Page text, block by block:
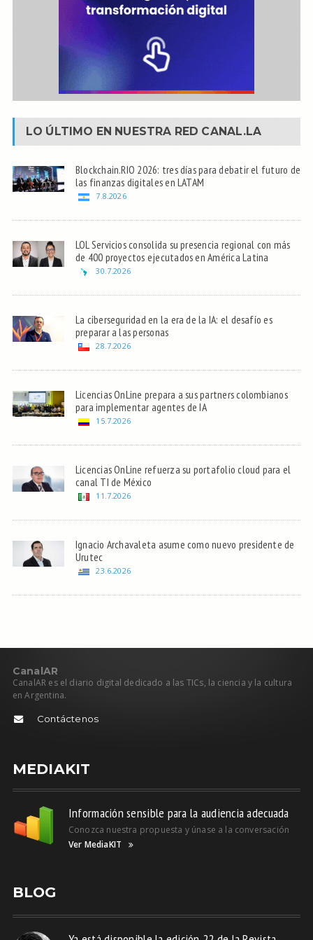
LO ÚLTIMO EN NUESTRA RED CANAL.LA
Blockchain.RIO 2026: tres días para debatir el futuro de
las finanzas digitales en LATAM
7.8.2026
LOL Servicios consolida su presencia regional con más
de 400 proyectos ejecutados en América Latina
30.7.2026
La ciberseguridad en la era de la IA: el desafío es
preparar a las personas
28.7.2026
Licencias OnLine prepara a sus partners colombianos
para implementar agentes de IA
15.7.2026
Licencias OnLine refuerza su portafolio cloud para el
canal TI de México
11.7.2026
Ignacio Archavaleta asume como nuevo presidente de
Urutec
23.6.2026
CanalAR
CanalAR es el diario digital dedicado a las TICs, la ciencia y la cultura
en Argentina.
Contáctenos
MEDIAKIT
Información sensible para la audiencia adecuada
Conozca nuestra propuesta y únase a la conversación
Ver MediaKIT
BLOG